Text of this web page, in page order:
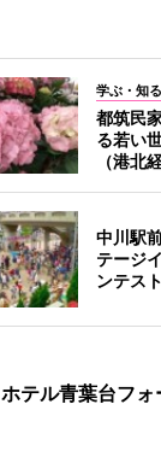
学ぶ・知る
都筑民
る若い
（港北
中川駅
テージ
ンテス
ホテル青葉台フォ